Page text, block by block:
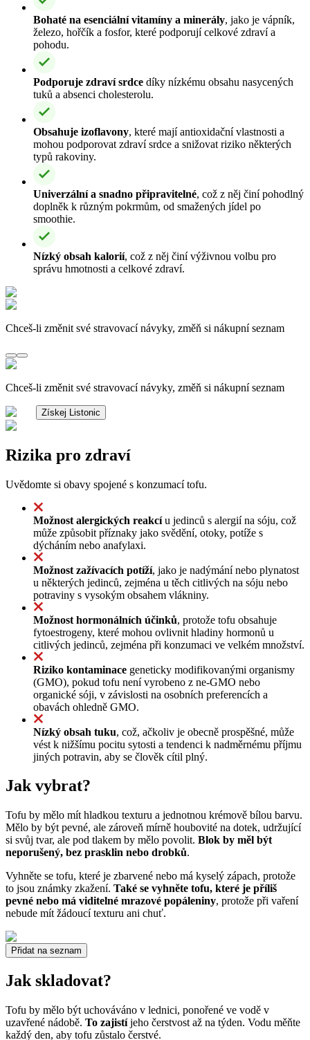
Bohaté na esenciální vitamíny a minerály, jako je vápník,
železo, hořčík a fosfor, které podporují celkové zdraví a
pohodu.
Podporuje zdraví srdce díky nízkému obsahu nasycených
tuků a absenci cholesterolu.
Obsahuje izoflavony, které mají antioxidační vlastnosti a
mohou podporovat zdraví srdce a snižovat riziko některých
typů rakoviny.
Univerzální a snadno připravitelné, což z něj činí pohodlný
doplněk k různým pokrmům, od smažených jídel po
smoothie.
Nízký obsah kalorií, což z něj činí výživnou volbu pro
správu hmotnosti a celkové zdraví.
Chceš-li změnit své stravovací návyky, změň si nákupní seznam
Chceš-li změnit své stravovací návyky, změň si nákupní seznam
Získej Listonic
Rizika pro zdraví
Uvědomte si obavy spojené s konzumací tofu.
Možnost alergických reakcíu jedinců s alergií na sóju, což
může způsobit příznaky jako svědění, otoky, potíže s
dýcháním nebo anafylaxi.
Možnost zažívacích potíží, jako je nadýmání nebo plynatost
u některých jedinců, zejména u těch citlivých na sóju nebo
potraviny s vysokým obsahem vlákniny.
Možnost hormonálních účinků, protože tofu obsahuje
fytoestrogeny, které mohou ovlivnit hladiny hormonů u
citlivých jedinců, zejména při konzumaci ve velkém množství.
Riziko kontaminace geneticky modifikovanými organismy
(GMO), pokud tofu není vyrobeno z ne-GMO nebo
organické sóji, v závislosti na osobních preferencích a
obavách ohledně GMO.
Nízký obsah tuku, což, ačkoliv je obecně prospěšné, může
vést k nižšímu pocitu sytosti a tendenci k nadměrnému příjmu
jiných potravin, aby se člověk cítil plný.
Jak vybrat?
Tofu by mělo mít hladkou texturu a jednotnou krémově bílou barvu.
Mělo by být pevné, ale zároveň mírně houbovité na dotek, udržující
si svůj tvar, ale pod tlakem by mělo povolit. Blok by měl být
neporušený, bez prasklin nebo drobků.
Vyhněte se tofu, které je zbarvené nebo má kyselý zápach, protože
to jsou známky zkažení. Také se vyhněte tofu, které je příliš
pevné nebo má viditelné mrazové popáleniny, protože při vaření
nebude mít žádoucí texturu ani chuť.
Přidat na seznam
Jak skladovat?
Tofu by mělo být uchováváno v lednici, ponořené ve vodě v
uzavřené nádobě. To zajistíjeho čerstvost až na týden. Vodu měňte
každý den, aby tofu zůstalo čerstvé.